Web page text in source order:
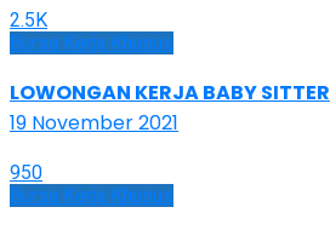
2.5K
Bursa Kerja Khusus
LOWONGAN KERJA BABY SITTER
19 November 2021
950
Bursa Kerja Khusus